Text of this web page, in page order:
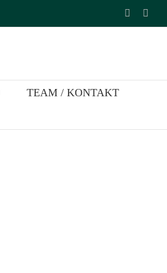
Facebook
TEAM / KONTAKT